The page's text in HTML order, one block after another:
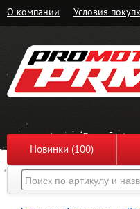
О компании Условия
Новинки (100)